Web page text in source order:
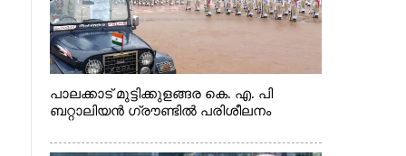
പാലക്കാട് മുട്ടിക്കുളങ്ങര കെ. എ. പി
ബറ്റാലിയൻ ഗ്രൗണ്ടിൽ പരിശീലനം